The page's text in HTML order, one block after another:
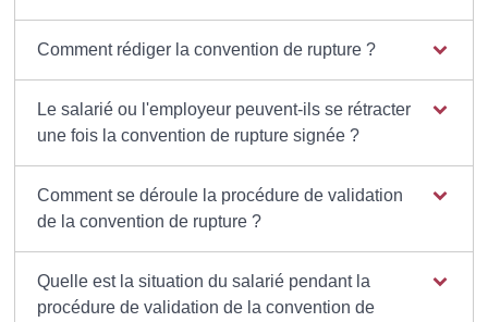
Comment rédiger la convention de rupture ?
Le salarié ou l'employeur peuvent-ils se rétracter
une fois la convention de rupture signée ?
Comment se déroule la procédure de validation
de la convention de rupture ?
Quelle est la situation du salarié pendant la
procédure de validation de la convention de